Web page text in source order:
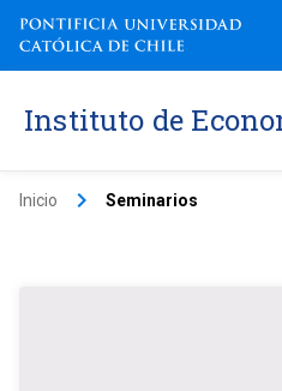
Instituto de
Inicio keyboard_arrow_right Seminarios